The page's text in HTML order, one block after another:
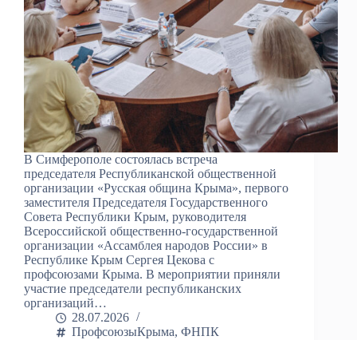
В Симферополе состоялась встреча
председателя Республиканской общественной
организации «Русская община Крыма», первого
заместителя Председателя Государственного
Совета Республики Крым, руководителя
Всероссийской общественно-государственной
организации «Ассамблея народов России» в
Республике Крым Сергея Цекова с
профсоюзами Крыма. В мероприятии приняли
участие председатели республиканских
организаций…
28.07.2026
ПрофсоюзыКрыма, ФНПК